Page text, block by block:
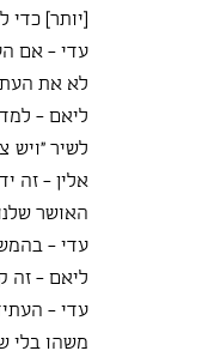
[יותר] כדי
עדי - אם
לא את
ליאם -
לשיר ״ויש
אלין - זה
האושר
עדי -
ליאם - זה
עדי -
משהו בלי